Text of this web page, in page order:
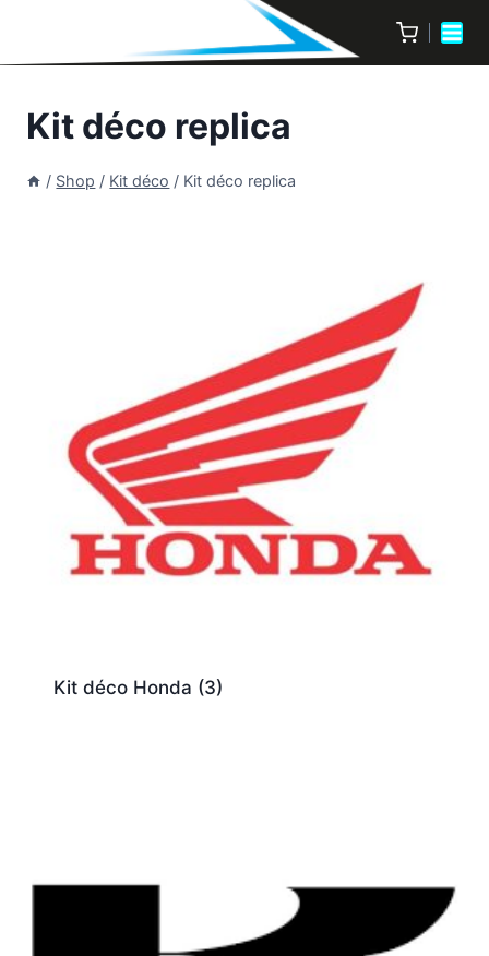
Kit déco replica
/ Shop / Kit déco / Kit déco replica
Kit déco Honda (3)